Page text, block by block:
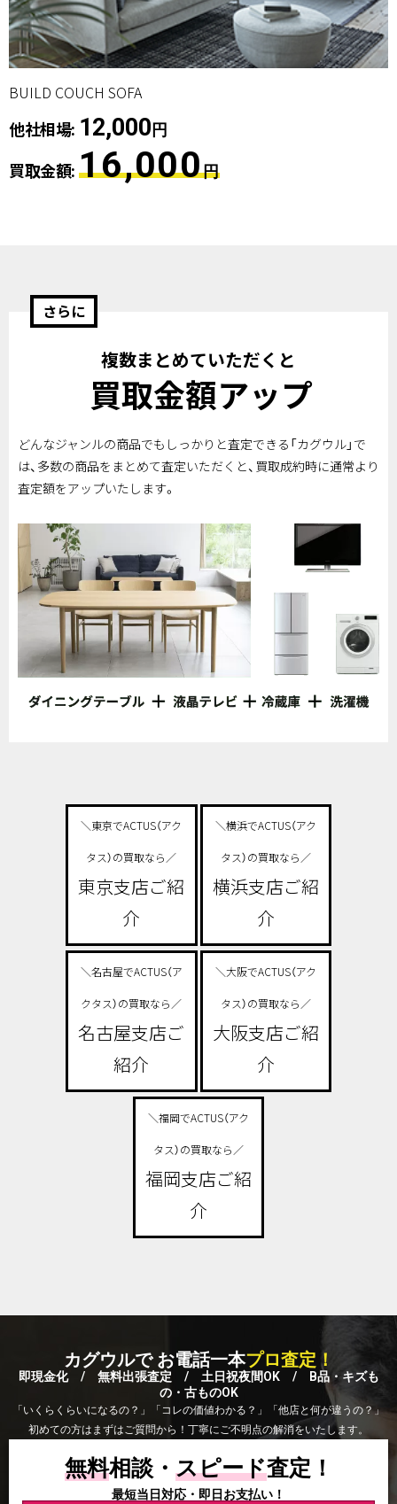
BUILD COUCH SOFA
他社相場: 12,000円
買取金額:16,000円
さらに
複数まとめていただくと
買取金額アップ
どんなジャンルの商品でもしっかりと査定できる「カグウル」で
は、多数の商品をまとめて査定いただくと、買取成約時に通常より
査定額をアップいたします。
＼東京でACTUS（アク
タス）の買取なら／
東京支店ご紹
介
＼横浜でACTUS（アク
タス）の買取なら／
横浜支店ご紹
介
＼名古屋でACTUS（ア
クタス）の買取なら／
名古屋支店ご
紹介
＼大阪でACTUS（アク
タス）の買取なら／
大阪支店ご紹
介
＼福岡でACTUS（アク
タス）の買取なら／
福岡支店ご紹
介
カグウルで お電話一本プロ査定！
即現金化 / 無料出張査定 / 土日祝夜間OK / B品・キズも
の・古ものOK
「いくらくらいになるの？」「コレの価値わかる？」「他店と何が違うの？」
初めての方はまずはご質問から！丁寧にご不明点の解消をいたします。
無料相談・ スピード査定！
最短当日対応・即日お支払い！